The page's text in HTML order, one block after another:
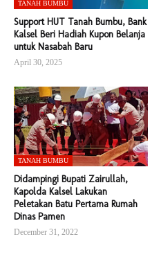
TANAH BUMBU
Support HUT Tanah Bumbu, Bank
Kalsel Beri Hadiah Kupon Belanja
untuk Nasabah Baru
April 30, 2025
TANAH BUMBU
Didampingi Bupati Zairullah,
Kapolda Kalsel Lakukan
Peletakan Batu Pertama Rumah
Dinas Pamen
December 31, 2022